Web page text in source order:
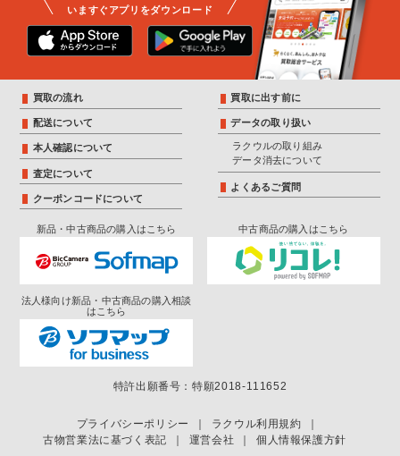
いますぐアプリをダウンロード
買取の流れ
配送について
本人確認について
査定について
クーポンコードについて
買取に出す前に
データの取り扱い
ラクウルの取り組み
データ消去について
よくあるご質問
新品・中古商品の購入はこちら 中古商品の購入はこちら
法人様向け新品・中古商品の購入相談
はこちら
プライバシーポリシー ラクウル利用規約
古物営業法に基づく表記
運営会社 個人情報保護方針
特許出願番号：特願2018-111652